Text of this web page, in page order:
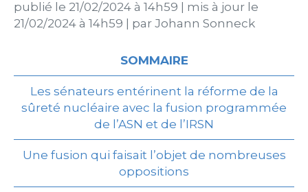
publié le 21/02/2024 à 14h59
mis à jour le
21/02/2024 à 14h59
par Johann Sonneck
SOMMAIRE
Les sénateurs entérinent la réforme de la
sûreté nucléaire avec la fusion programmée
de l’ASN et de l’IRSN
Une fusion qui faisait l’objet de nombreuses
oppositions